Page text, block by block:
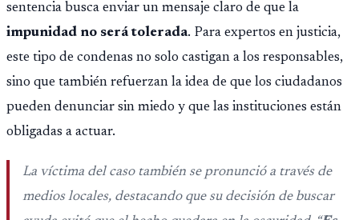
sentencia busca enviar un mensaje claro de que la
impunidad no será tolerada. Para expertos en justicia,
este tipo de condenas no solo castigan a los responsables,
sino que también refuerzan la idea de que los ciudadanos
pueden denunciar sin miedo y que las instituciones están
obligadas a actuar.
La víctima del caso también se pronunció a través de
medios locales, destacando que su decisión de buscar